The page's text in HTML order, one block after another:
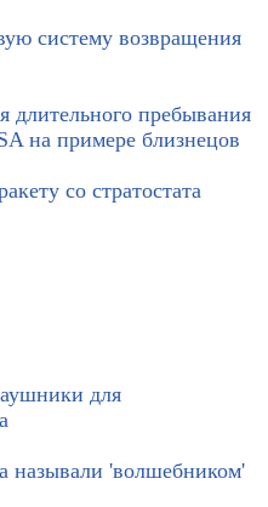
систему возвращения
длительного пребывания
на примере близнецов
со стратостата
для
называли 'волшебником'